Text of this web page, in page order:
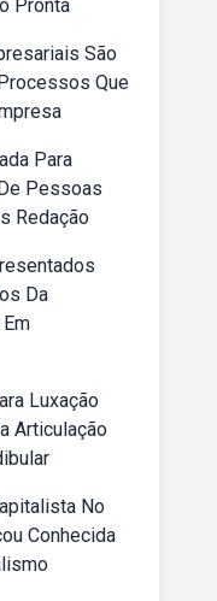
Pronta
São
Que
Para
Pessoas
Redação
Da
Luxação
Articulação
No
Conhecida